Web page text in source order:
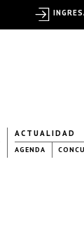
ACTUALIDAD
AGENDA